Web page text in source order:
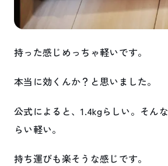
持った感じめっちゃ軽いです。
本当に効くんか？と思いました。
公式によると、1.4kgらしい。そん
らい軽い。
持ち運びも楽そうな感じです。